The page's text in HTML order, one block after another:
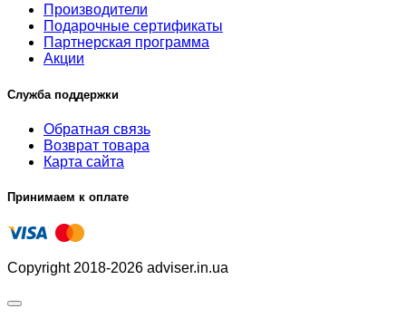
Производители
Подарочные сертификаты
Партнерская программа
Акции
Служба поддержки
Обратная связь
Возврат товара
Карта сайта
Принимаем к оплате
Copyright 2018-2026 adviser.in.ua